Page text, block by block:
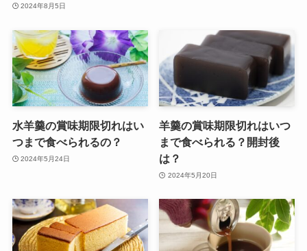
2024年8月5日
水羊羹の賞味期限切れはい
つまで食べられるの？
2024年5月24日
羊羹の賞味期限切れはいつ
まで食べられる？開封後
は？
2024年5月20日